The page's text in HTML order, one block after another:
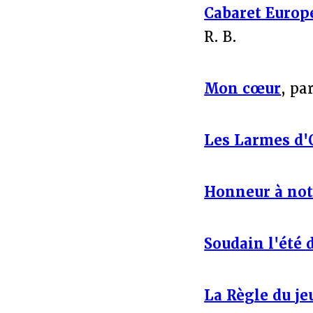
Cabaret
R. B.
Mon cœur,
Les Larmes
Honneur à
Soudain l'été
La Règle du